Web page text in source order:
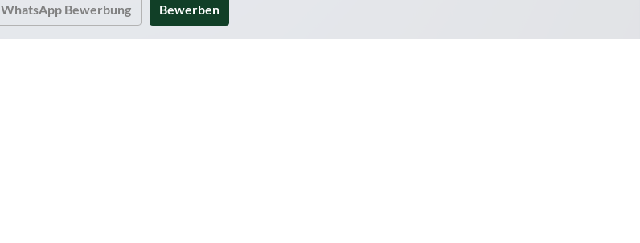
WhatsApp Bewerbung Bewerben